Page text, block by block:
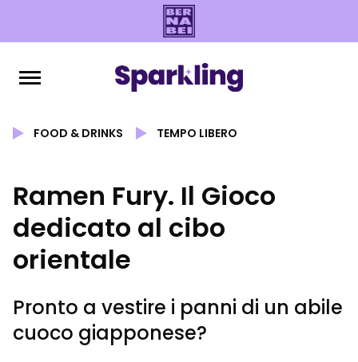
FOOD & DRINKS TEMPO LIBERO
Ramen Fury. Il Gioco
dedicato al cibo
orientale
Pronto a vestire i panni di un abile
cuoco giapponese?